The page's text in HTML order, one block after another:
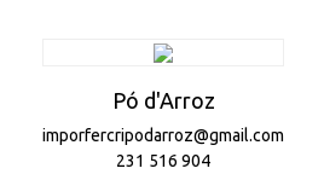
Pó d'Arroz
imporfercripodarroz@gmail.com
231 516 904